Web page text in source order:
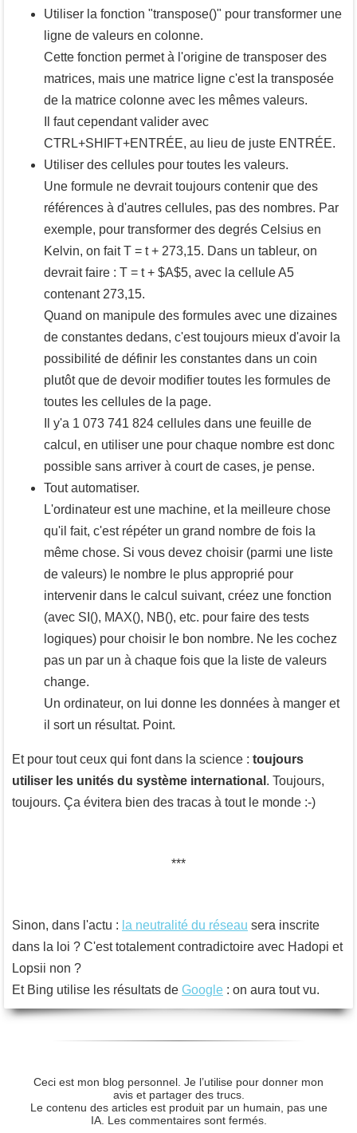
Utiliser la fonction "transpose()" pour transformer une
ligne de valeurs en colonne.
Cette fonction permet à l'origine de transposer des
matrices, mais une matrice ligne c'est la transposée
de la matrice colonne avec les mêmes valeurs.
Il faut cependant valider avec
CTRL+SHIFT+ENTRÉE, au lieu de juste ENTRÉE.
Utiliser des cellules pour toutes les valeurs.
Une formule ne devrait toujours contenir que des
références à d'autres cellules, pas des nombres. Par
exemple, pour transformer des degrés Celsius en
Kelvin, on fait T = t + 273,15. Dans un tableur, on
devrait faire : T = t + $A$5, avec la cellule A5
contenant 273,15.
Quand on manipule des formules avec une dizaines
de constantes dedans, c'est toujours mieux d'avoir la
possibilité de définir les constantes dans un coin
plutôt que de devoir modifier toutes les formules de
toutes les cellules de la page.
Il y'a 1 073 741 824 cellules dans une feuille de
calcul, en utiliser une pour chaque nombre est donc
possible sans arriver à court de cases, je pense.
Tout automatiser.
L'ordinateur est une machine, et la meilleure chose
qu'il fait, c'est répéter un grand nombre de fois la
même chose. Si vous devez choisir (parmi une liste
de valeurs) le nombre le plus approprié pour
intervenir dans le calcul suivant, créez une fonction
(avec SI(), MAX(), NB(), etc. pour faire des tests
logiques) pour choisir le bon nombre. Ne les cochez
pas un par un à chaque fois que la liste de valeurs
change.
Un ordinateur, on lui donne les données à manger et
il sort un résultat. Point.
Et pour tout ceux qui font dans la science : toujours
utiliser les unités du système international . Toujours,
toujours. Ça évitera bien des tracas à tout le monde :-)
Sinon, dans l'actu : la neutralité du réseau sera inscrite
dans la loi ? C'est totalement contradictoire avec Hadopi et
Lopsii non ?
Et Bing utilise les résultats de Google : on aura tout vu.
Ceci est mon blog personnel. Je l’utilise pour donner mon
avis et partager des trucs.
Le contenu des articles est produit par un humain, pas une
IA. Les commentaires sont fermés.